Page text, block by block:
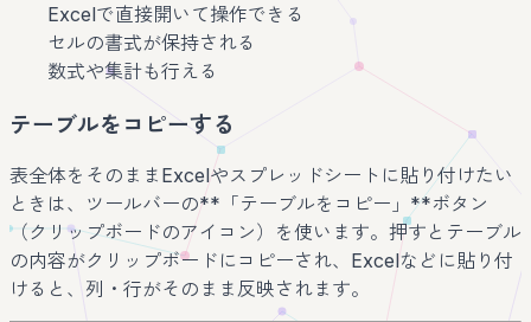
Excelで直接開いて操作できる
セルの書式が保持される
数式や集計も行える
テーブルをコピーする
表全体をそのままExcelやスプレッドシートに貼り付けたい
ときは、ツールバーの**「テーブルをコピー」**ボタン
（クリップボードのアイコン）を使います。押すとテーブル
の内容がクリップボードにコピーされ、Excelなどに貼り付
けると、列・行がそのまま反映されます。